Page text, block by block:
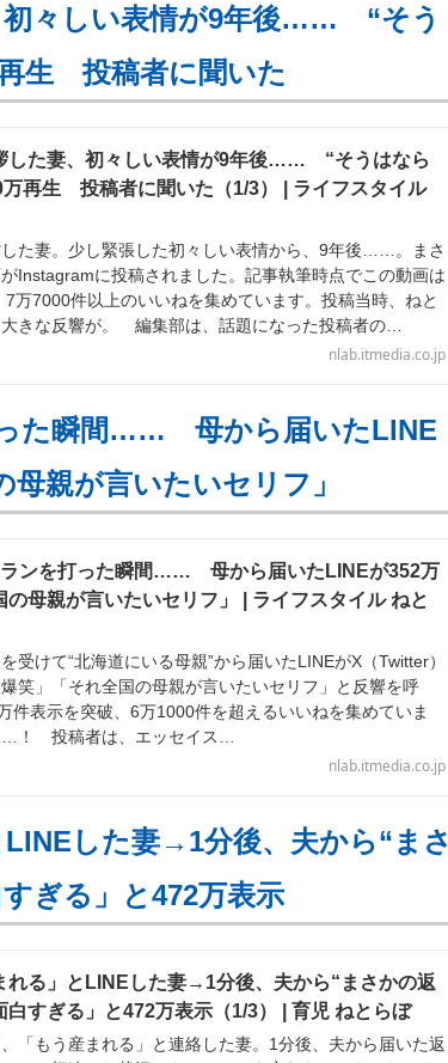
初々しい表情が9年後…… “そう
生 投稿者に聞いた
した妻、初々しい表情が9年後…… “そうはなら
万再生 投稿者に聞いた（1/3） | ライフスタイル
た妻。少し緊張した初々しい表情から、9年後……。まさ
Instagramに投稿されました。記事執筆時点でこの動画は
万7000件以上のいいねを集めています。投稿当時、ねと
大きな反響が。 編集部は、話題になった投稿者の…
nlab.itmedia.co.jp
た瞬間…… 母から届いたLINE
親が言いたいセリフ」
ランを打った瞬間…… 母から届いたLINEが352万
母親が言いたいセリフ」 | ライフスタイル ねと
受けて“北海道にいる母親”から届いたLINEがX（Twitter）
笑」「それ全国の母親が言いたいセリフ」と反響を呼
件表示を突破、6万1000件を超えるいいねを集めていま
！ 投稿者は、エッセイス…
nlab.itmedia.co.jp
した妻→1分後、夫から“まさ
ぎる」と472万表示
れる」とLINEした妻→1分後、夫から“まさかの返
すぎる」と472万表示（1/3） | 育児 ねとらぼ
「もう産まれる」と連絡した妻。1分後、夫から届いた返